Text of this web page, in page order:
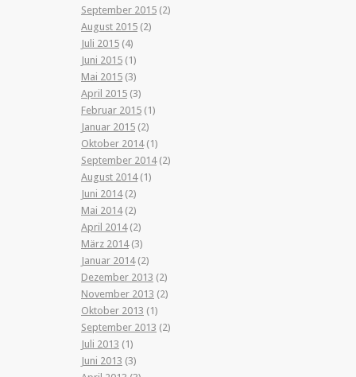
September 2015 (2)
August 2015 (2)
Juli 2015 (4)
Juni 2015 (1)
Mai 2015 (3)
April 2015 (3)
Februar 2015 (1)
Januar 2015 (2)
Oktober 2014(1)
September 2014(2)
August 2014(1)
Juni 2014(2)
Mai 2014(2)
April 2014(2)
März 2014(3)
Januar 2014(2)
Dezember 2013 (2)
November 2013 (2)
Oktober 2013 (1)
September 2013 (2)
Juli 2013 (1)
Juni 2013 (3)